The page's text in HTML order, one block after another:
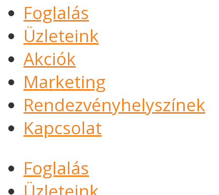
Foglalás
Üzleteink
Akciók
Marketing
Rendezvényhelyszínek
Kapcsolat
Foglalás